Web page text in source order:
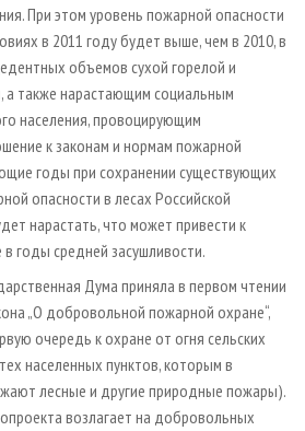
При этом уровень пожарной опасности
в 2011 году будет выше, чем в 2010, в
объемов сухой горелой и
а также нарастающим социальным
населения, провоцирующим
к законам и нормам пожарной
годы при сохранении существующих
опасности в лесах Российской
нарастать, что может привести к
годы средней засушливости.
Дума приняла в первом чтении
„О добровольной пожарной охране“,
очередь к охране от огня сельских
населенных пунктов, которым в
лесные и другие природные пожары).
возлагает на добровольных